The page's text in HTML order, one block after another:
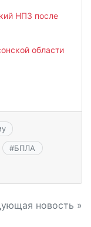
НПЗ после
области
#БПЛА
новость »